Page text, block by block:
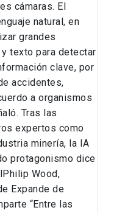
cámaras. El
natural, en
grandes
texto para detectar
clave, por
accidentes,
a organismos
Tras las
expertos como
minería, la IA
protagonismo dice
Wood,
Expande de
“Entre las